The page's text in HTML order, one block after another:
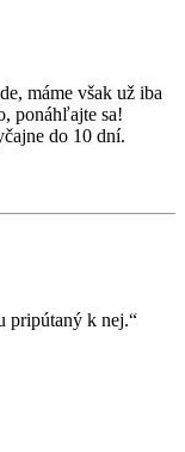
máme však už iba
ponáhľajte sa!
do 10 dní.
pripútaný k nej.